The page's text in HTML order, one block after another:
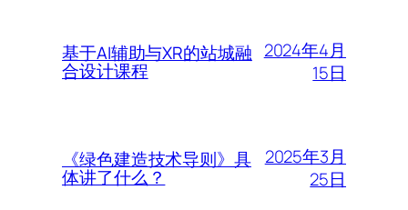
基于AI辅助与XR的站城融
合设计课程
2024年4月
15日
《绿色建造技术导则》具
体讲了什么？
2025年3月
25日